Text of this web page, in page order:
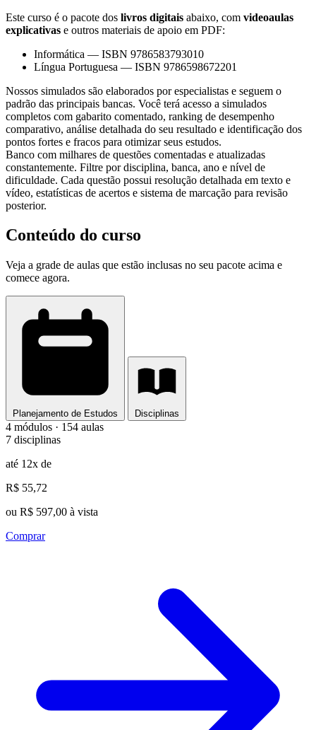
Este curso é o pacote dos livros digitais abaixo, com videoaulas
explicativas e outros materiais de apoio em PDF:
Informática — ISBN 9786583793010
Língua Portuguesa — ISBN 9786598672201
Nossos simulados são elaborados por especialistas e seguem o
padrão das principais bancas. Você terá acesso a simulados
completos com gabarito comentado, ranking de desempenho
comparativo, análise detalhada do seu resultado e identificação dos
pontos fortes e fracos para otimizar seus estudos.
Banco com milhares de questões comentadas e atualizadas
constantemente. Filtre por disciplina, banca, ano e nível de
dificuldade. Cada questão possui resolução detalhada em texto e
vídeo, estatísticas de acertos e sistema de marcação para revisão
posterior.
Conteúdo do curso
Veja a grade de aulas que estão inclusas no seu pacote acima e
comece agora.
Planejamento de Estudos Disciplinas
4 módulos · 154 aulas
7 disciplinas
até 12x de
R$ 55,72
ou R$ 597,00 à vista
Comprar